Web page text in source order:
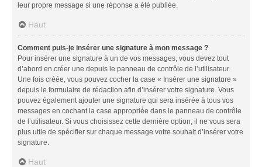
leur propre message si une réponse a été publiée.
Haut
Comment puis-je insérer une signature à mon message ?
Pour insérer une signature à un de vos messages, vous devez tout
d’abord en créer une depuis le panneau de contrôle de l’utilisateur.
Une fois créée, vous pouvez cocher la case « Insérer une signature »
depuis le formulaire de rédaction afin d’insérer votre signature. Vous
pouvez également ajouter une signature qui sera insérée à tous vos
messages en cochant la case appropriée dans le panneau de contrôle
de l’utilisateur. Si vous choisissez cette dernière option, il ne vous sera
plus utile de spécifier sur chaque message votre souhait d’insérer votre
signature.
Haut